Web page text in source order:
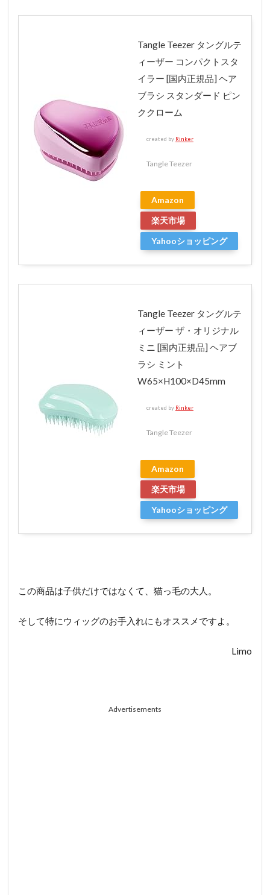
Tangle Teezer タングルテ
ィーザー コンパクトスタ
イラー [国内正規品] ヘア
ブラシ スタンダード ピン
ククローム
created by Rinker
Tangle Teezer
Amazon
楽天市場
Yahooショッピング
Tangle Teezer タングルテ
ィーザー ザ・オリジナル
ミニ [国内正規品] ヘアブ
ラシ ミント
W65×H100×D45mm
created by Rinker
Tangle Teezer
Amazon
楽天市場
Yahooショッピング
この商品は子供だけではなくて、猫っ毛の大人。
そして特にウィッグのお手入れにもオススメですよ。
Limo
Advertisements